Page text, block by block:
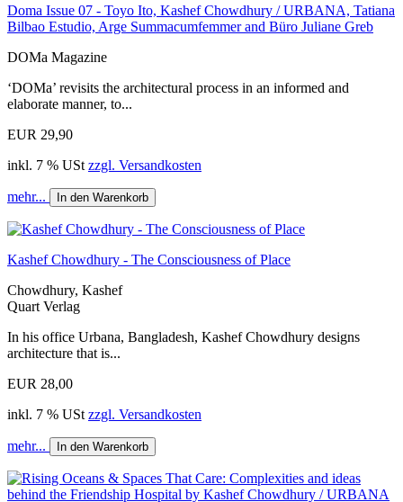
Doma Issue 07 - Toyo Ito, Kashef Chowdhury / URBANA, Tatiana
Bilbao Estudio, Arge Summacumfemmer and Büro Juliane Greb
DOMa Magazine
‘DOMa’ revisits the architectural process in an informed and
elaborate manner, to...
EUR 29,90
inkl. 7 % USt zzgl. Versandkosten
mehr... In den Warenkorb
Kashef Chowdhury - The Consciousness of Place
Chowdhury, Kashef
Quart Verlag
In his office Urbana, Bangladesh, Kashef Chowdhury designs
architecture that is...
EUR 28,00
inkl. 7 % USt zzgl. Versandkosten
mehr... In den Warenkorb